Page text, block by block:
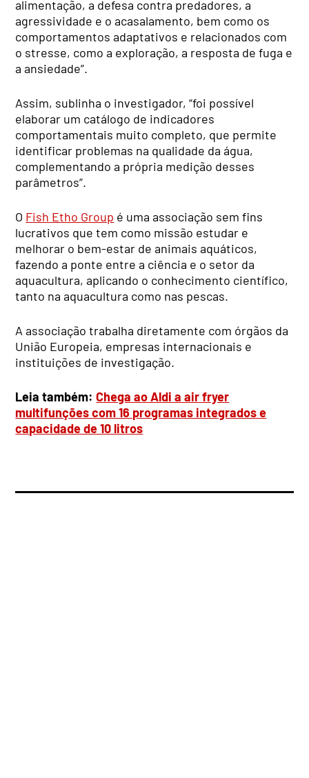
alimentação, a defesa contra predadores, a
agressividade e o acasalamento, bem como os
comportamentos adaptativos e relacionados com
o stresse, como a exploração, a resposta de fuga e
a ansiedade”.
Assim, sublinha o investigador, “foi possível
elaborar um catálogo de indicadores
comportamentais muito completo, que permite
identificar problemas na qualidade da água,
complementando a própria medição desses
parâmetros”.
O Fish Etho Group é uma associação sem fins
lucrativos que tem como missão estudar e
melhorar o bem-estar de animais aquáticos,
fazendo a ponte entre a ciência e o setor da
aquacultura, aplicando o conhecimento científico,
tanto na aquacultura como nas pescas.
A associação trabalha diretamente com órgãos da
União Europeia, empresas internacionais e
instituições de investigação.
Leia também:Chega ao Aldi a air fryer
multifunções com 16 programas integrados e
capacidade de 10 litros